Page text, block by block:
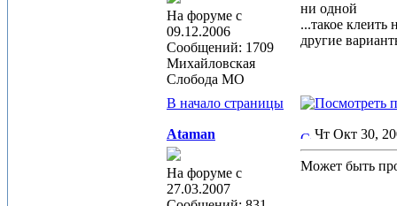
На форуме с
09.12.2006
Сообщений: 1709
Михайловская
Слобода МО
ни одной
...такое клеить
другие
В начало страницы
Ataman
На форуме с
27.03.2007
Чт Окт 30,
Может быть